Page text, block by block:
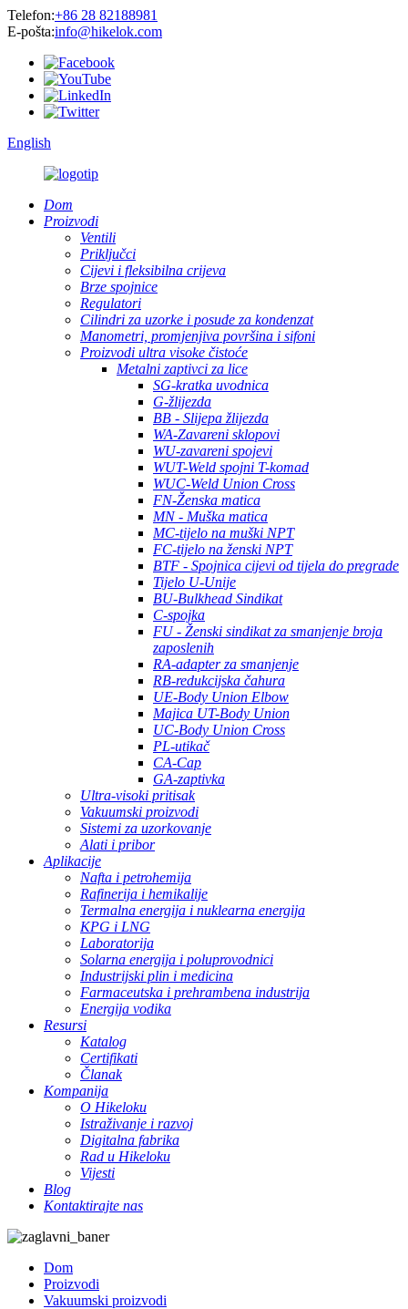
Telefon:+86 28 82188981
E-pošta:info@hikelok.com
English
Dom
Proizvodi
Ventili
Priključci
Cijevi i fleksibilna crijeva
Brze spojnice
Regulatori
Cilindri za uzorke i posude za kondenzat
Manometri, promjenjiva površina i sifoni
Proizvodi ultra visoke čistoće
Metalni zaptivci za lice
SG-kratka uvodnica
G-žlijezda
BB - Slijepa žlijezda
WA-Zavareni sklopovi
WU-zavareni spojevi
WUT-Weld spojni T-komad
WUC-Weld Union Cross
FN-Ženska matica
MN - Muška matica
MC-tijelo na muški NPT
FC-tijelo na ženski NPT
BTF - Spojnica cijevi od tijela do pregrade
Tijelo U-Unije
BU-Bulkhead Sindikat
C-spojka
FU - Ženski sindikat za smanjenje broja
zaposlenih
RA-adapter za smanjenje
RB-redukcijska čahura
UE-Body Union Elbow
Majica UT-Body Union
UC-Body Union Cross
PL-utikač
CA-Cap
GA-zaptivka
Ultra-visoki pritisak
Vakuumski proizvodi
Sistemi za uzorkovanje
Alati i pribor
Aplikacije
Nafta i petrohemija
Rafinerija i hemikalije
Termalna energija i nuklearna energija
KPG i LNG
Laboratorija
Solarna energija i poluprovodnici
Industrijski plin i medicina
Farmaceutska i prehrambena industrija
Energija vodika
Resursi
Katalog
Certifikati
Članak
Kompanija
O Hikeloku
Istraživanje i razvoj
Digitalna fabrika
Rad u Hikeloku
Vijesti
Blog
Kontaktirajte nas
Dom
Proizvodi
Vakuumski proizvodi